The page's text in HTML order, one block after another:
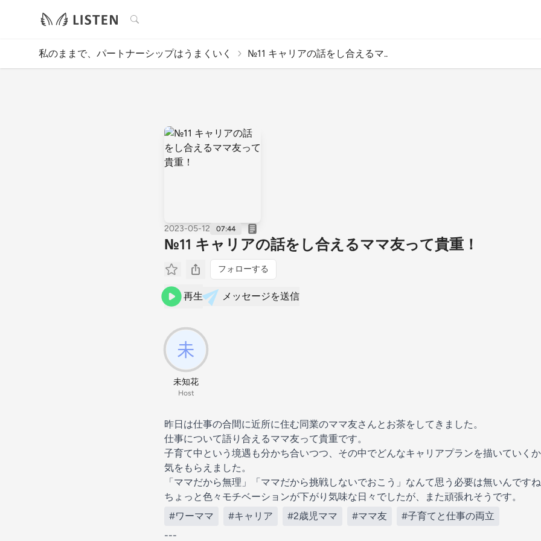
検索
私のままで、パートナーシップはうまくいく №11 キャリアの話をし合えるマ..
2023-05-12 07:44
№11 キャリアの話をし合えるママ友って貴重！
フォローする
再生 メッセージを送信
未知花
Host
昨日は仕事の合間に近所に住む同業のママ友さんとお茶をしてきました。
仕事について語り合えるママ友って貴重です。
子育て中という境遇も分かち合いつつ、その中でどんなキャリアプランを描いていく
気をもらえました。
「ママだから無理」「ママだから挑戦しないでおこう」なんて思う必要は無いんですね
ちょっと色々モチベーションが下がり気味な日々でしたが、また頑張れそうです。
#ワーママ
#キャリア #2歳児ママ #ママ友
#子育てと仕事の両立
---